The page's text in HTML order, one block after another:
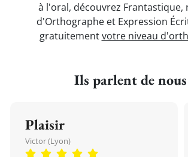
à l'oral, découvrez Frantastique,
d'Orthographe et Expression
gratuitementvotre niveau
Ils parlent de
Plaisir
Victor (Lyon)